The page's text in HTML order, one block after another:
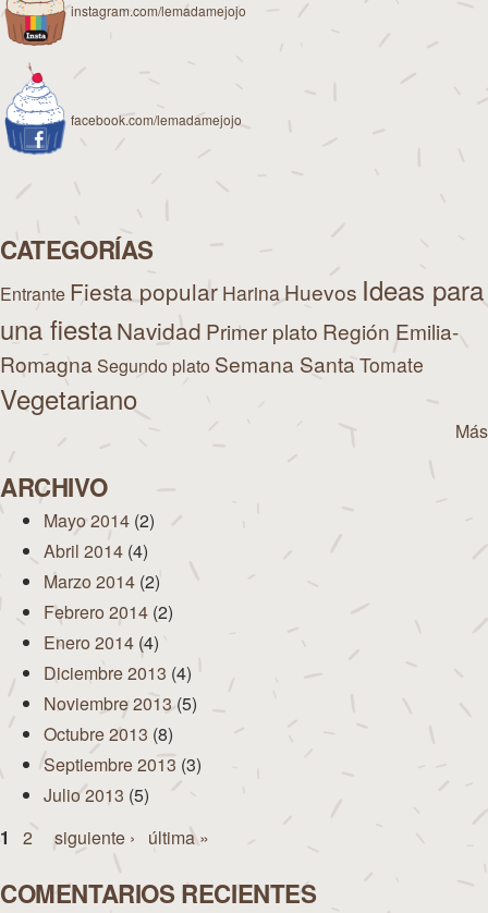
instagram.com/lemadamejojo
facebook.com/lemadamejojo
CATEGORÍAS
Entrante Fiesta popular Harina Huevos Ideas para
una fiestaNavidad Primer plato Región Emilia-
Romagna Segundo plato Semana Santa Tomate
Vegetariano
Más
ARCHIVO
Mayo 2014 (2)
Abril 2014 (4)
Marzo 2014 (2)
Febrero 2014 (2)
Enero 2014 (4)
Diciembre 2013 (4)
Noviembre 2013 (5)
Octubre 2013 (8)
Septiembre 2013 (3)
Julio 2013 (5)
Páginas
1 2 siguiente › última »
COMENTARIOS RECIENTES